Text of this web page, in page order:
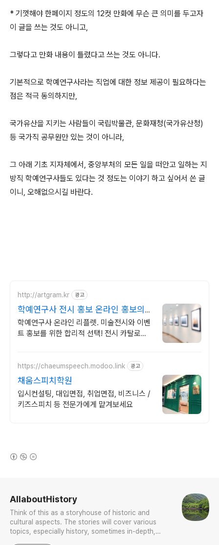
* 기껏해야 한페이지 정도의 12컷 만화에 무슨 큰 의미를 두고자
이 글을 쓰는 것도 아니고,
그렇다고 만화 내용이 틀렸다고 쓰는 것도 아니다.
기본적으로 학예연구사라는 직업에 대한 정보 제공이 필요하다는
점은 적극 동의하지만,
국가유산을 지키는 사람들이 국립박물관, 문화재청(국가유산청)
등 국가직 공무원만 있는 것이 아니라,
그 아래 기초 지자체에서, 중앙부처의 모든 일을 떠안고 일하는 지
방직 학예연구사들도 있다는 것 정도는 이야기 하고 싶어서 쓴 글
이니, 오해없으시길 바란다.
http://artgram.kr 광고
학예연구사 전시 홍보 온라인 홍보의
시작
학예연구사 온라인 리플렛. 미술전시와 이벤
트 홍보를 위한 합리적 선택! 전시 카탈로그.
https://chaeumspeech.modoo.link 광고
채움스피치학원
입시컨설팅, 대입면접, 취업면접, 비즈니스 /
키즈스피치 등 전문가에게 맡겨보세요
AllaboutHistory
Think of this as a storyhouse of historic and
cultural aspects. The stories will cover various
topics, especially history, sometimes in-depth,